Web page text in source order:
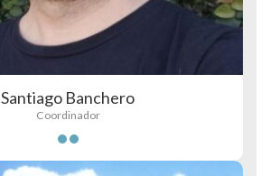
Santiago Banchero
Coordinador